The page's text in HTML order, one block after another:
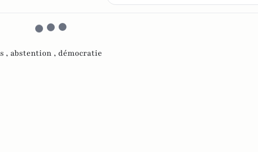
, abstention , démocratie